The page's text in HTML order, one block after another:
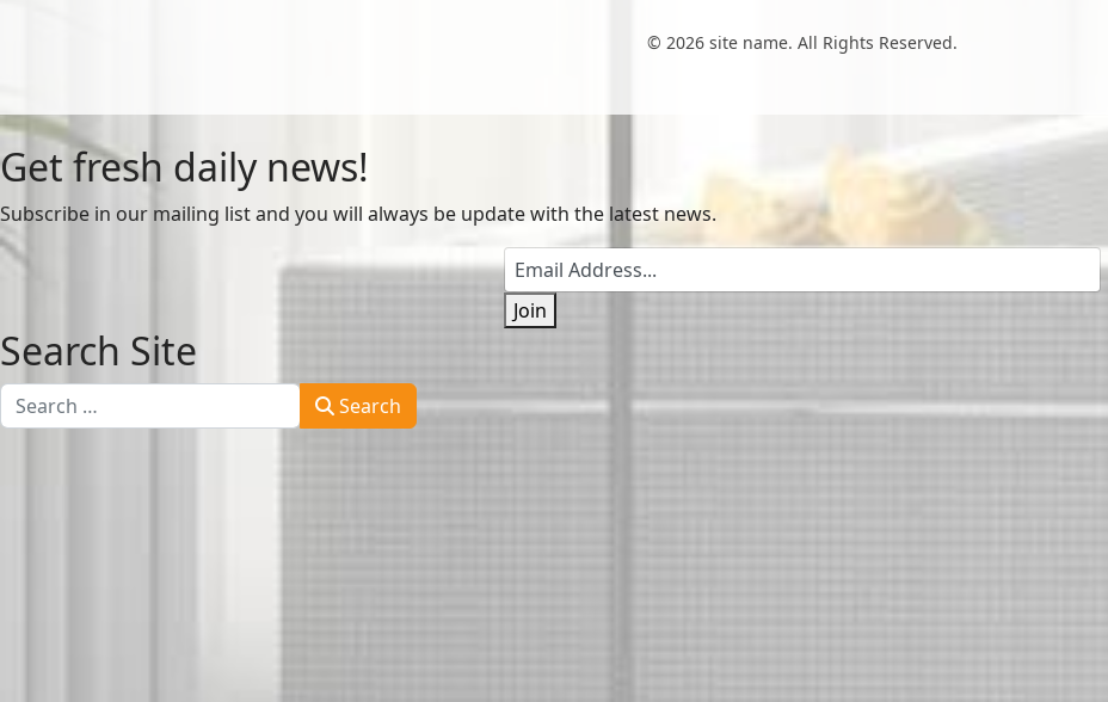
© 2026 site name. All Rights Reserved.
Get fresh daily news!
Subscribe in our mailing list and you will always be update with the latest news.
Join
Search Site
Search Search